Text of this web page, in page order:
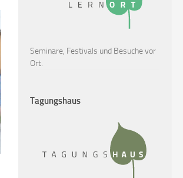
Seminare, Festivals und Besuche vor
Ort.
Tagungshaus